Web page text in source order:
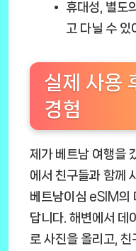
휴대성 , 별
고 다닐 수 있
실제 사용
경험
제가 베트남 여행을
에서 친구들과 함께
베트남이심 eSIM의
답니다. 해변에서 데
로 사진을 올리고,